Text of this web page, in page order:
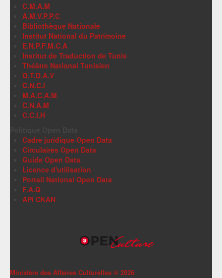
C.M.A.M
A.M.V.P.P.C
Bibliothèque Nationale
Institut National du Patrimoine
E.N.P.F.M.C.A
Institut de Traduction de Tunis
Théâtre National Tunisien
O.T.D.A.V
C.N.C.I
M.A.C.A.M
C.N.A.M
C.C.I.H
Cadre juridique Open Data
Circulaires Open Data
Guide Open Data
Licence d'utilisation
Portail National Open Data
F.A.Q
API CKAN
Ministère des Affaires Culturelles © 2026